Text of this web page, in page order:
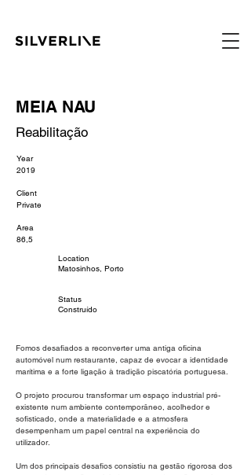
MEIA NAU
Reabilitação
Year
2019
Client
Private
Area
86,5
Location
Matosinhos, Porto
Status
Construído
Fomos desafiados a reconverter uma antiga oficina
automóvel num restaurante, capaz de evocar a identidade
marítima e a forte ligação à tradição piscatória portuguesa.
O projeto procurou transformar um espaço industrial pré-
existente num ambiente contemporâneo, acolhedor e
sofisticado, onde a materialidade e a atmosfera
desempenham um papel central na experiência do
utilizador.
Um dos principais desafios consistiu na gestão rigorosa dos